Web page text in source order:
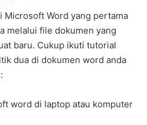
Microsoft Word yang pertama
melalui file dokumen yang
baru. Cukup ikuti tutorial
dua di dokumen word anda
word di laptop atau komputer